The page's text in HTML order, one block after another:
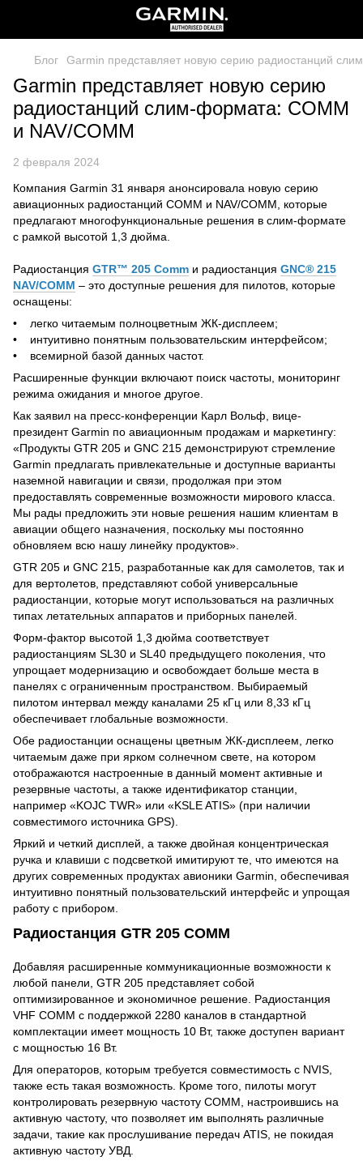
Блог Garmin представляет новую серию радиостанций
Garmin представляет новую серию
радиостанций слим-формата: COMM
и NAV/COMM
2 февраля 2024
Компания Garmin 31 января анонсировала новую серию
авиационных радиостанций COMM и NAV/COMM, которые
предлагают многофункциональные решения в слим-формате
с рамкой высотой 1,3 дюйма.
Радиостанция GTR™ 205 Comm и радиостанция GNC® 215
NAV/COMM – это доступные решения для пилотов, которые
оснащены:
• легко читаемым полноцветным ЖК-дисплеем;
• интуитивно понятным пользовательским интерфейсом;
• всемирной базой данных частот.
Расширенные функции включают поиск частоты, мониторинг
режима ожидания и многое другое.
Как заявил на пресс-конференции Карл Вольф, вице-
президент Garmin по авиационным продажам и маркетингу:
«Продукты GTR 205 и GNC 215 демонстрируют стремление
Garmin предлагать привлекательные и доступные варианты
наземной навигации и связи, продолжая при этом
предоставлять современные возможности мирового класса.
Мы рады предложить эти новые решения нашим клиентам в
авиации общего назначения, поскольку мы постоянно
обновляем всю нашу линейку продуктов».
GTR 205 и GNC 215, разработанные как для самолетов, так и
для вертолетов, представляют собой универсальные
радиостанции, которые могут использоваться на различных
типах летательных аппаратов и приборных панелей.
Форм-фактор высотой 1,3 дюйма соответствует
радиостанциям SL30 и SL40 предыдущего поколения, что
упрощает модернизацию и освобождает больше места в
панелях с ограниченным пространством. Выбираемый
пилотом интервал между каналами 25 кГц или 8,33 кГц
обеспечивает глобальные возможности.
Обе радиостанции оснащены цветным ЖК-дисплеем, легко
читаемым даже при ярком солнечном свете, на котором
отображаются настроенные в данный момент активные и
резервные частоты, а также идентификатор станции,
например «KOJC TWR» или «KSLE ATIS» (при наличии
совместимого источника GPS).
Яркий и четкий дисплей, а также двойная концентрическая
ручка и клавиши с подсветкой имитируют те, что имеются на
других современных продуктах авионики Garmin, обеспечивая
интуитивно понятный пользовательский интерфейс и упрощая
работу с прибором.
Радиостанция GTR 205 COMM
Добавляя расширенные коммуникационные возможности к
любой панели, GTR 205 представляет собой
оптимизированное и экономичное решение. Радиостанция
VHF COMM с поддержкой 2280 каналов в стандартной
комплектации имеет мощность 10 Вт, также доступен вариант
с мощностью 16 Вт.
Для операторов, которым требуется совместимость с NVIS,
также есть такая возможность. Кроме того, пилоты могут
контролировать резервную частоту COMM, настроившись на
активную частоту, что позволяет им выполнять различные
задачи, такие как прослушивание передач ATIS, не покидая
активную частоту УВД.